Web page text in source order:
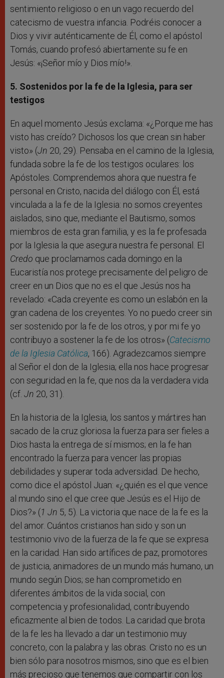
sentimiento religioso o en un vago recuerdo del
catecismo de vuestra infancia. Podréis conocer a
Dios y vivir auténticamente de Él, como el apóstol
Tomás, cuando profesó abiertamente su fe en
Jesús: «¡Señor mío y Dios mío!».
5. Sostenidos por la fe de la Iglesia, para ser
testigos
En aquel momento Jesús exclama: «¿Porque me has
visto has creído? Dichosos los que crean sin haber
visto» (Jn 20, 29). Pensaba en el camino de la Iglesia,
fundada sobre la fe de los testigos oculares: los
Apóstoles. Comprendemos ahora que nuestra fe
personal en Cristo, nacida del diálogo con Él, está
vinculada a la fe de la Iglesia: no somos creyentes
aislados, sino que, mediante el Bautismo, somos
miembros de esta gran familia, y es la fe profesada
por la Iglesia la que asegura nuestra fe personal. El
Credo que proclamamos cada domingo en la
Eucaristía nos protege precisamente del peligro de
creer en un Dios que no es el que Jesús nos ha
revelado: «Cada creyente es como un eslabón en la
gran cadena de los creyentes. Yo no puedo creer sin
ser sostenido por la fe de los otros, y por mi fe yo
contribuyo a sostener la fe de los otros» (Catecismo
de la Iglesia Católica, 166). Agradezcamos siempre
al Señor el don de la Iglesia; ella nos hace progresar
con seguridad en la fe, que nos da la verdadera vida
(cf. Jn 20, 31).
En la historia de la Iglesia, los santos y mártires han
sacado de la cruz gloriosa la fuerza para ser fieles a
Dios hasta la entrega de sí mismos; en la fe han
encontrado la fuerza para vencer las propias
debilidades y superar toda adversidad. De hecho,
como dice el apóstol Juan: «¿quién es el que vence
al mundo sino el que cree que Jesús es el Hijo de
Dios?» (1 Jn 5, 5). La victoria que nace de la fe es la
del amor. Cuántos cristianos han sido y son un
testimonio vivo de la fuerza de la fe que se expresa
en la caridad. Han sido artífices de paz, promotores
de justicia, animadores de un mundo más humano, un
mundo según Dios; se han comprometido en
diferentes ámbitos de la vida social, con
competencia y profesionalidad, contribuyendo
eficazmente al bien de todos. La caridad que brota
de la fe les ha llevado a dar un testimonio muy
concreto, con la palabra y las obras. Cristo no es un
bien sólo para nosotros mismos, sino que es el bien
más precioso que tenemos que compartir con los